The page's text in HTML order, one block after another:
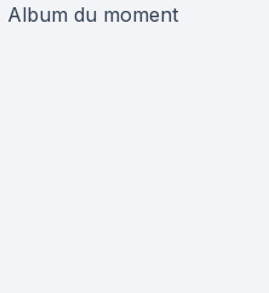
Album du moment